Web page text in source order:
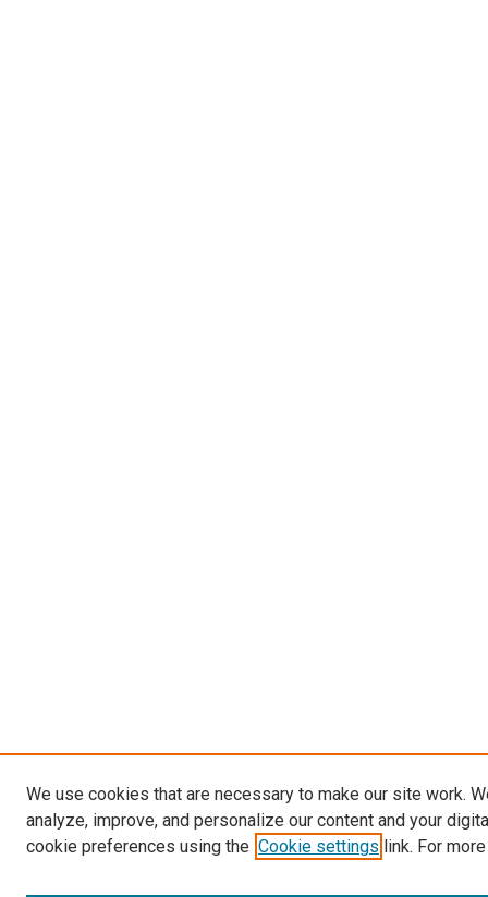
We use cookies that are necessary to make our site work.
analyze, improve, and personalize our content and your
cookie preferences using the Cookie settings link. For